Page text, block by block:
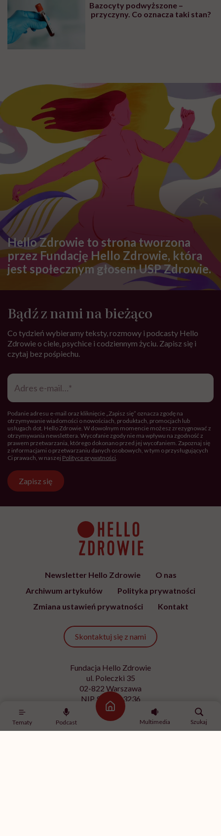
Tematy Podcast
Strona główna
Multimedia
Szukaj
Bazocyty podwyższone –
przyczyny. Co oznacza taki stan?
Hello Zdrowie to strona tworzona
przez Fundację Hello Zdrowie, która
jest społecznym głosem USP Zdrowie.
Bądź z nami na bieżąco
Co tydzień wybieramy teksty, rozmowy i podcasty Hello
Zdrowie o ciele, psychice i codziennym życiu. Zapisz się i
czytaj bez pośpiechu.
Adres
mail*
Podanie adresu e-mail oraz kliknięcie „Zapisz się” oznacza zgodę na
otrzymywanie wiadomości o nowościach, produktach, promocjach lub
usługach dot. Hello Zdrowie. W dowolnym momencie możesz zrezygnować z
otrzymywania newslettera. Wycofanie zgody nie ma wpływu na zgodność z
prawem przetwarzania, którego dokonano przed jej wycofaniem. Zapoznaj się
z informacjami o przetwarzaniu danych osobowych, w tym o przysługujących
Ci prawach, w naszej Polityce prywatności.
Zapisz się
Newsletter Hello Zdrowie
O nas
Archiwum artykułów
Polityka prywatności
Zmiana ustawień prywatności
Kontakt
Skontaktuj się z nami
Fundacja Hello Zdrowie
ul. Poleczki 35
02-822 Warszawa
NIP 9512613236
Kontakt z redakcją
redakcja@hellozdrowie.pl